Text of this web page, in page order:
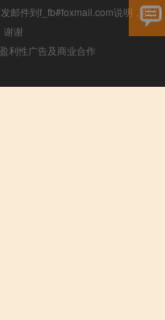
邮件到f_fb#foxmail.com说明，我们
谢谢
利性广告及商业合作